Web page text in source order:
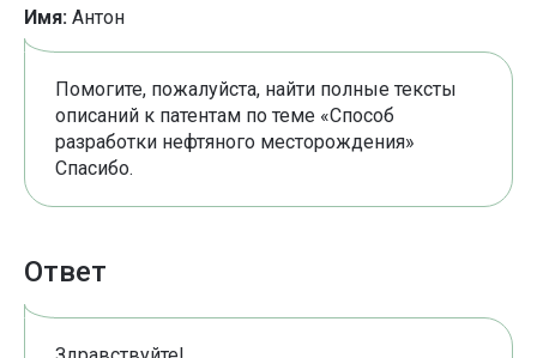
Имя: Антон
Помогите, пожалуйста, найти полные тексты
описаний к патентам по теме «Способ
разработки нефтяного месторождения»
Спасибо.
Ответ